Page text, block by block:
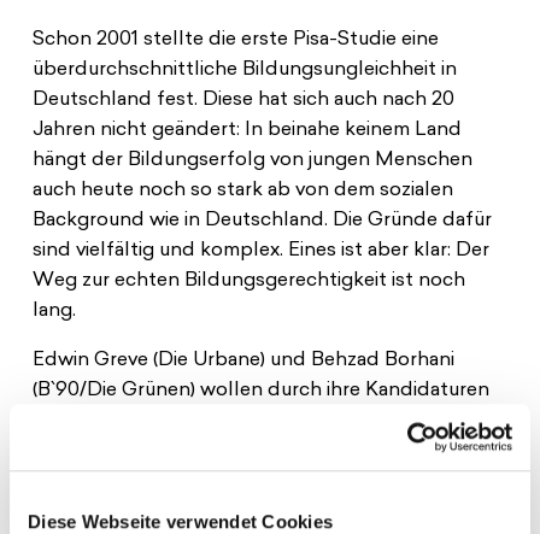
Diese Webseite verwendet Cookies
Schon 2001 stellte die erste Pisa-Studie eine
überdurchschnittliche Bildungsungleichheit in
Deutschland fest. Diese hat sich auch nach 20
Jahren nicht geändert: In beinahe keinem Land
hängt der Bildungserfolg von jungen Menschen
auch heute noch so stark ab von dem sozialen
Background wie in Deutschland. Die Gründe dafür
sind vielfältig und komplex. Eines ist aber klar: Der
Weg zur echten Bildungsgerechtigkeit ist noch
lang.
Edwin Greve (Die Urbane) und Behzad Borhani
(B`90/Die Grünen) wollen durch ihre Kandidaturen
für das Berliner Abgeordnetenhaus und den
Bundestag mit daran arbeiten, diesen Weg ein
Kandidatur von der Initiative Brand New Bundestag